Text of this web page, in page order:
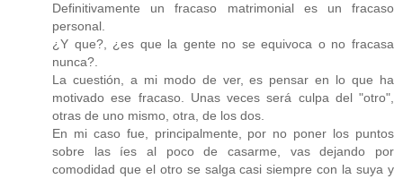
Definitivamente un fracaso matrimonial es un fracaso
personal.
¿Y que?, ¿es que la gente no se equivoca o no fracasa
nunca?.
La cuestión, a mi modo de ver, es pensar en lo que ha
motivado ese fracaso. Unas veces será culpa del "otro",
otras de uno mismo, otra, de los dos.
En mi caso fue, principalmente, por no poner los puntos
sobre las íes al poco de casarme, vas dejando por
comodidad que el otro se salga casi siempre con la suya y